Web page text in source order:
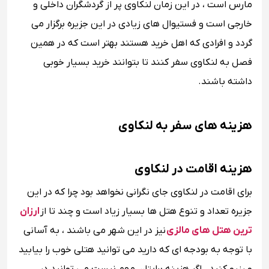
مارس است ، در این زمان لنکاوی پر از گردشگران داخلی و
خارجی است و فستیوال های زیادی در این جزیره برگزار می
گردد و افرادی که اهل خرید هستند بهتر است که در همین
فصل به لنکاوی سفر کنند تا بتوانند خرید بسیار خوبی
داشته باشند.
هزینه های سفر به لنکاوی
هزینه اقامت در لنکاوی
برای اقامت در لنکاوی جای نگرانی نخواهد بود چرا که در این
جزیره تعداد و تنوع هتل ها بسیار زیاد است و چند تا از ارزان
ترین هتل های مالزینیز در این شهر می باشند ، به آسانی
با توجه به بودجه ای که دارید می توانید هتلی خوب را بیابید